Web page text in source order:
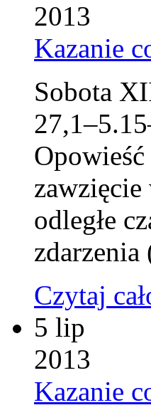
2013
Kazanie
Sobota
odległe
Czytaj
5 lip
2013
Kazanie